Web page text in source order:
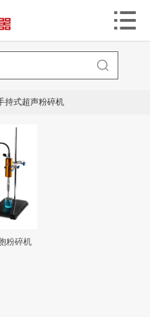

持式超声粉碎机
粉碎机